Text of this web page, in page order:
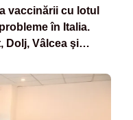
vaccinării cu lotul
în Italia.
Dolj, Vâlcea şi